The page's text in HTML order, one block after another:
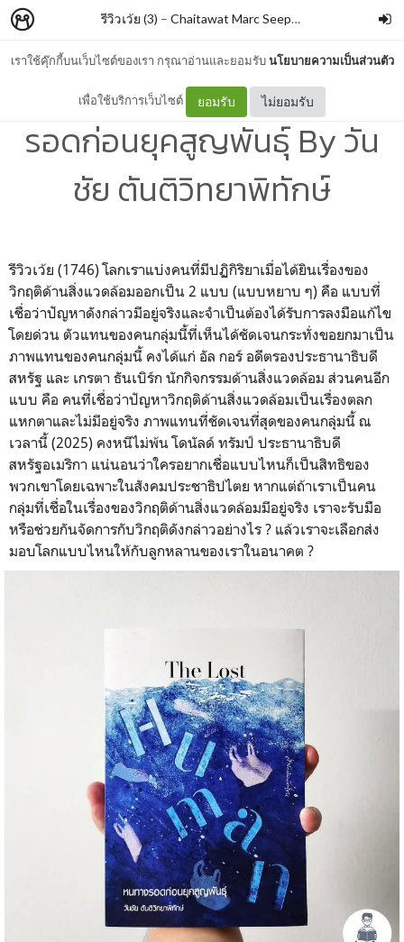
เราใช้คุ๊กกี้บนเว็บไซต์ของเรา กรุณาอ่านและยอมรับนโยบายความเป็นส่วนตัว
เพื่อใช้บริการเว็บไซต์ ยอมรับ ไม่ยอมรับ
รีวิวเว้ย (3) – Chaitawat Marc Seephongsai
The Lost Human: หนทาง
รอดก่อนยุคสูญพันธุ์ By วัน
ชัย ตันติวิทยาพิทักษ์
รีวิวเว้ย (1746) โลกเราแบ่งคนที่มีปฏิกิริยาเมื่อได้ยินเรื่องของ
วิกฤติด้านสิ่งแวดล้อมออกเป็น 2 แบบ (แบบหยาบ ๆ) คือ แบบที่
เชื่อว่าปัญหาดังกล่าวมีอยู่จริงและจำเป็นต้องได้รับการลงมือแก้ไข
โดยด่วน ตัวแทนของคนกลุ่มนี้ที่เห็นได้ชัดเจนกระทั่งขอยกมาเป็น
ภาพแทนของคนกลุ่มนี้ คงได้แก่ อัล กอร์ อดีตรองประธานาธิบดี
สหรัฐ และ เกรตา ธันเบิร์ก นักกิจกรรมด้านสิ่งแวดล้อม ส่วนคนอีก
แบบ คือ คนที่เชื่อว่าปัญหาวิกฤติด้านสิ่งแวดล้อมเป็นเรื่องตลก
แหกตาและไม่มีอยู่จริง ภาพแทนที่ชัดเจนที่สุดของคนกลุ่มนี้ ณ
เวลานี้ (2025) คงหนีไม่พ้น โดนัลด์ ทรัมป์ ประธานาธิบดี
สหรัฐอเมริกา แน่นอนว่าใครอยากเชื่อแบบไหนก็เป็นสิทธิของ
พวกเขาโดยเฉพาะในสังคมประชาธิปไตย หากแต่ถ้าเราเป็นคน
กลุ่มที่เชื่อในเรื่องของวิกฤติด้านสิ่งแวดล้อมมีอยู่จริง เราจะรับมือ
หรือช่วยกันจัดการกับวิกฤติดังกล่าวอย่างไร ? แล้วเราจะเลือกส่ง
มอบโลกแบบไหนให้กับลูกหลานของเราในอนาคต ?